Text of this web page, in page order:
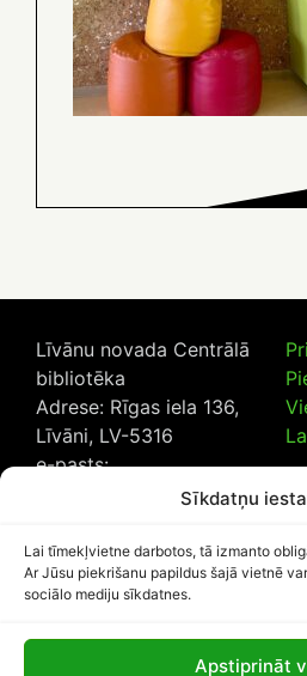
Sīkdatņu
Lai tīmekļvietne darbotos, tā izmanto
Ar Jūsu piekrišanu papildus šajā vietnē
sociālo mediju sīkdatnes.
Apstiprināt
Līvānu novada Centrālā
bibliotēka
Adrese: Rīgas iela 136,
Līvāni, LV-5316
e-pasts:
20230925